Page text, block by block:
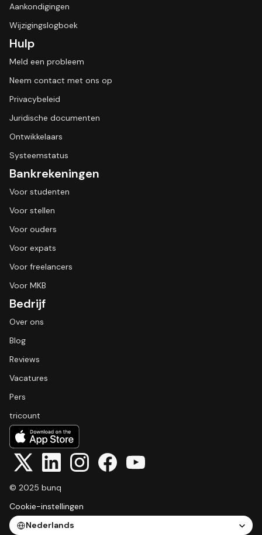
Aankondigingen
Wijzigingslogboek
Hulp
Meld een probleem
Neem contact met ons op
Privacybeleid
Juridische documenten
Ontwikkelaars
Systeemstatus
Bankrekeningen
Voor studenten
Voor stellen
Voor ouders
Voor expats
Voor freelancers
Voor MKB
Bedrijf
Over ons
Blog
Reviews
Vacatures
Pers
tricount
© 2025 bunq
Cookie-instellingen
Select Language
Nederlands